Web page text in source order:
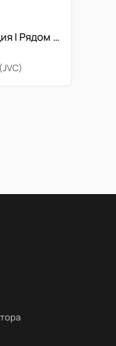
Просторная | Инвестиция | Рядом с парком